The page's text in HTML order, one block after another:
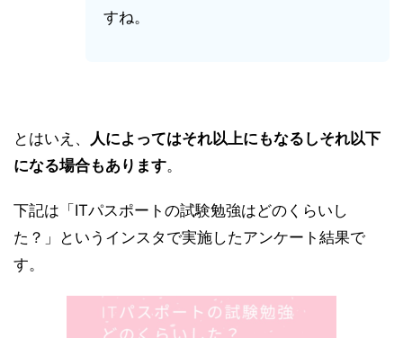
すね。
とはいえ、 人によってはそれ以上にもなるしそれ以下
になる場合もあります。
下記は「ITパスポートの試験勉強はどのくらいし
た？」というインスタで実施したアンケート結果で
す。